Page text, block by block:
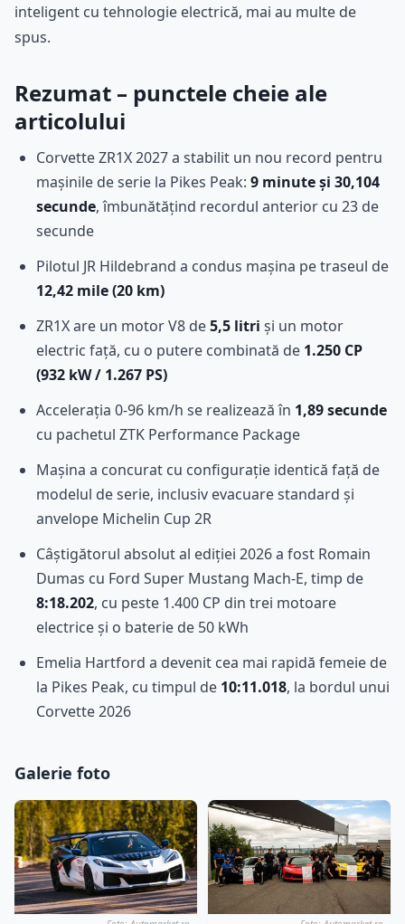
inteligent cu tehnologie electrică, mai au multe de
spus.
Rezumat – punctele cheie ale
articolului
Corvette ZR1X 2027 a stabilit un nou record pentru
mașinile de serie la Pikes Peak: 9 minute și 30,104
secunde, îmbunătățind recordul anterior cu 23 de
secunde
Pilotul JR Hildebrand a condus mașina pe traseul de
12,42 mile (20 km)
ZR1X are un motor V8 de5,5 litri și un motor
electric față, cu o putere combinată de 1.250 CP
(932 kW / 1.267 PS)
Accelerația 0-96 km/h se realizează în 1,89 secunde
cu pachetul ZTK Performance Package
Mașina a concurat cu configurație identică față de
modelul de serie, inclusiv evacuare standard și
anvelope Michelin Cup 2R
Câștigătorul absolut al ediției 2026 a fost Romain
Dumas cu Ford Super Mustang Mach-E, timp de
8:18.202, cu peste 1.400 CP din trei motoare
electrice și o baterie de 50 kWh
Emelia Hartford a devenit cea mai rapidă femeie de
la Pikes Peak, cu timpul de 10:11.018, la bordul unui
Corvette 2026
Galerie foto